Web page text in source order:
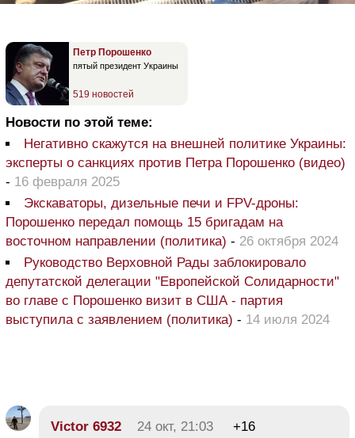
Петр Порошенко
пятый президент Украины
519 новостей
Новости по этой теме:
Негативно скажутся на внешней политике Украины:
эксперты о санкциях против Петра Порошенко (видео)
- 16 февраля 2025
Экскаваторы, дизельные печи и FPV-дроны:
Порошенко передал помощь 15 бригадам на
восточном направлении (политика) - 26 октября 2024
Руководство Верховной Рады заблокировало
депутатской делегации "Европейской Солидарности"
во главе с Порошенко визит в США - партия
выступила с заявлением (политика) - 14 июля 2024
Victor 6932 24 окт, 21:03
+16